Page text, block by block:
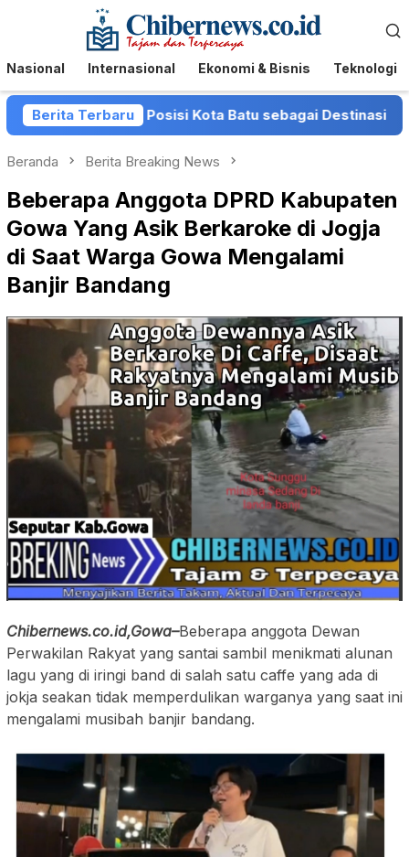
Menu
Mobile
Nasional Internasional Ekonomi & Bisnis Teknologi
Berita Terbaru
Posisi Kota Batu sebagai Destinasi Festival Musik
Beranda Berita Breaking News
Beberapa Anggota DPRD Kabupaten
Gowa Yang Asik Berkaroke di Jogja
di Saat Warga Gowa Mengalami
Banjir Bandang
Chibernews.co.id,Gowa–Beberapa anggota Dewan
Perwakilan Rakyat yang santai sambil menikmati alunan
lagu yang di iringi band di salah satu caffe yang ada di
jokja seakan tidak memperdulikan warganya yang saat ini
mengalami musibah banjir bandang.